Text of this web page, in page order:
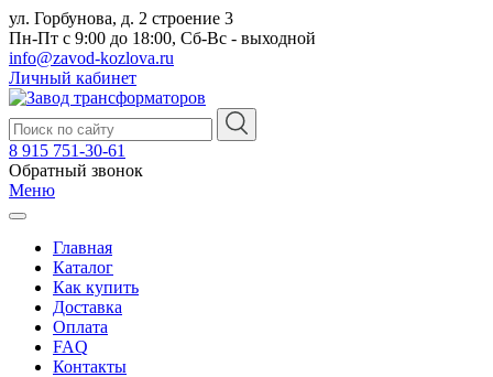
ул. Горбунова, д. 2 строение 3
Пн-Пт с 9:00 до 18:00, Сб-Вс - выходной
info@zavod-kozlova.ru
Личный кабинет
8 915 751-30-61
Обратный звонок
Меню
Главная
Каталог
Как купить
Доставка
Оплата
FAQ
Контакты